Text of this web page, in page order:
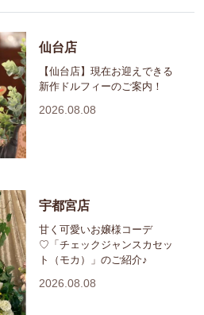
仙台店
【仙台店】現在お迎えできる
新作ドルフィーのご案内！
2026.08.08
宇都宮店
甘く可愛いお嬢様コーデ
♡「チェックジャンスカセッ
ト（モカ）」のご紹介♪
2026.08.08